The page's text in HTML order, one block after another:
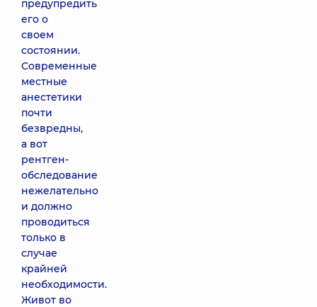
предупредить
его о
своем
состоянии.
Современные
местные
анестетики
почти
безвредны,
а вот
рентген-
обследование
нежелательно
и должно
проводиться
только в
случае
крайней
необходимости.
Живот во